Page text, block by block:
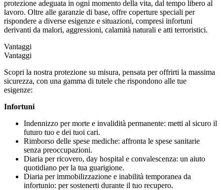
protezione adeguata in ogni momento della vita, dal tempo libero al
lavoro. Oltre alle garanzie di base, offre coperture speciali per
rispondere a diverse esigenze e situazioni, compresi infortuni
derivanti da malori, aggressioni, calamità naturali e atti terroristici.
Vantaggi
Vantaggi
Scopri la nostra protezione su misura, pensata per offrirti la massima
sicurezza, con una gamma di tutele che rispondono alle tue
esigenze:
Infortuni
Indennizzo per morte e invalidità permanente: metti al sicuro il
futuro tuo e dei tuoi cari.
Rimborso delle spese mediche: affronta le spese sanitarie
senza preoccupazioni.
Diaria per ricovero, day hospital e convalescenza: un aiuto
quotidiano per la tua guarigione.
Diaria per immobilizzazione e inabilità temporanea da
infortunio: per sostenerti durante il tuo recupero.